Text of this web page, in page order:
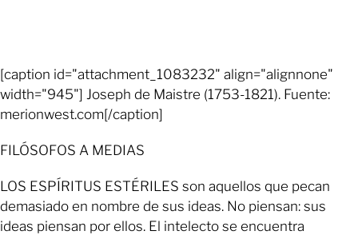
[caption id="attachment_1083232" align="alignnone"
width="945"] Joseph de Maistre (1753-1821). Fuente:
merionwest.com[/caption]
FILÓSOFOS A MEDIAS
LOS ESPÍRITUS ESTÉRILES son aquellos que pecan
demasiado en nombre de sus ideas. No piensan: sus
ideas piensan por ellos. El intelecto se encuentra